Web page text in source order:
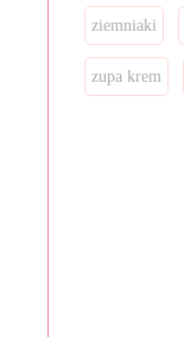
ziemniaki
zupa krem